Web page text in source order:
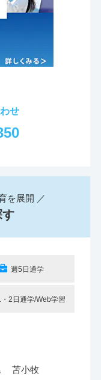
せ
を展開 ／
す
週5日通学
・2日通学/Web学習
苫小牧